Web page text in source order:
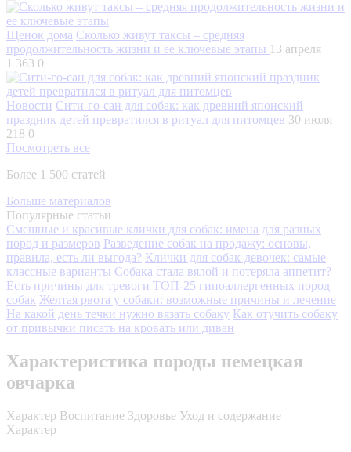
Щенок дома Сколько живут таксы – средняя
продолжительность жизни и ее ключевые этапы 13 апреля
1 363 0
Новости Сити-го-сан для собак: как древний японский
праздник детей превратился в ритуал для питомцев 30 июля
218 0
Посмотреть все
Более 1 500 статей
Больше материалов
Популярные статьи
Смешные и красивые клички для собак: имена для разных
пород и размеров Разведение собак на продажу: основы,
правила, есть ли выгода? Клички для собак-девочек: самые
классные варианты Собака стала вялой и потеряла аппетит?
Есть причины для тревоги ТОП-25 гипоаллергенных пород
собак Желтая рвота у собаки: возможные причины и лечение
На какой день течки нужно вязать собаку Как отучить собаку
от привычки писать на кровать или диван
Характеристика породы немецкая
овчарка
Характер Воспитание Здоровье Уход и содержание
Характер